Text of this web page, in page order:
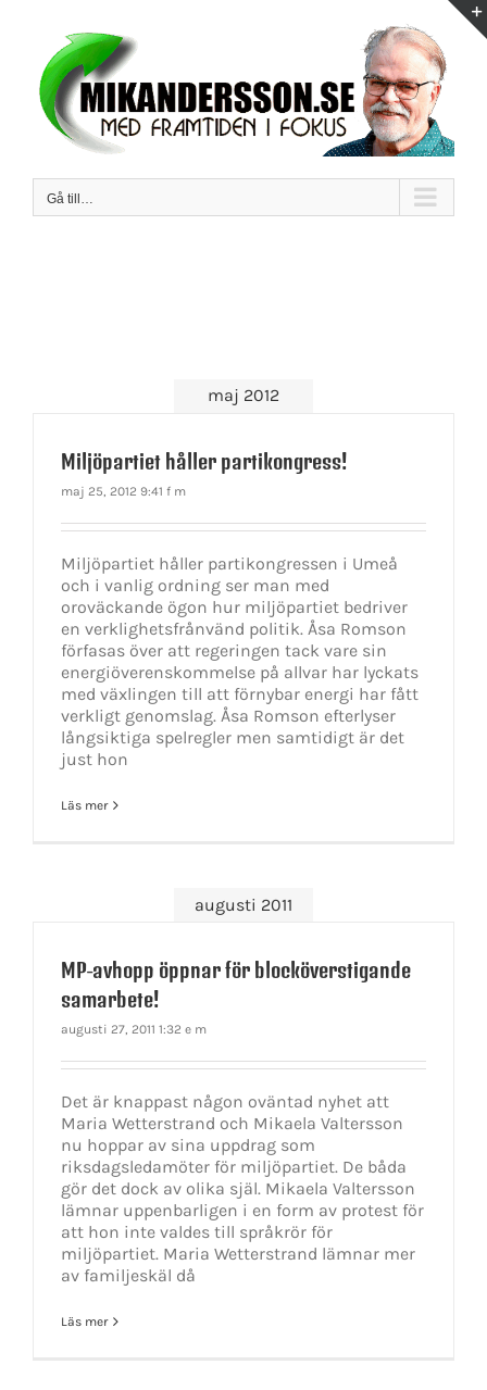
innehållet
Gå till…
maj 2012
Miljöpartiet håller partikongress!
maj 25, 2012 9:41 f m
Miljöpartiet håller partikongressen i Umeå
och i vanlig ordning ser man med
oroväckande ögon hur miljöpartiet bedriver
en verklighetsfrånvänd politik. Åsa Romson
förfasas över att regeringen tack vare sin
energiöverenskommelse på allvar har lyckats
med växlingen till att förnybar energi har fått
verkligt genomslag. Åsa Romson efterlyser
långsiktiga spelregler men samtidigt är det
just hon
Läs mer
augusti 2011
MP-avhopp öppnar för blocköverstigande
samarbete!
augusti 27, 2011 1:32 e m
Det är knappast någon oväntad nyhet att
Maria Wetterstrand och Mikaela Valtersson
nu hoppar av sina uppdrag som
riksdagsledamöter för miljöpartiet. De båda
gör det dock av olika själ. Mikaela Valtersson
lämnar uppenbarligen i en form av protest för
att hon inte valdes till språkrör för
miljöpartiet. Maria Wetterstrand lämnar mer
av familjeskäl då
Läs mer